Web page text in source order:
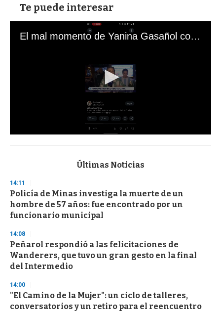
Te puede interesar
El mal momento de Yanina Gasañol con un hincha argentino en "Subrayado"
s
d
s
o
f
3
s
e
c
o
n
Últimas Noticias
14:11
Policía de Minas investiga la muerte de un
hombre de 57 años: fue encontrado por un
funcionario municipal
14:08
Peñarol respondió a las felicitaciones de
Wanderers, que tuvo un gran gesto en la final
del Intermedio
14:00
"El Camino de la Mujer": un ciclo de talleres,
conversatorios y un retiro para el reencuentro